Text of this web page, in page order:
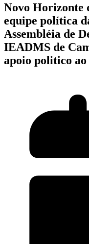
Novo Horizonte
equipe política
Assembléia de
IEADMS de
apoio politico